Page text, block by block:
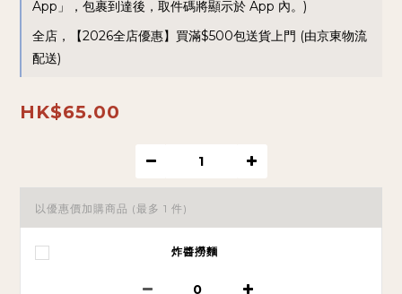
App」，包裹到達後，取件碼將顯示於 App 內。)
全店，【2026全店優惠】買滿$500包送貨上門 (由京東物流
配送)
HK$65.00
以優惠價加購商品 (最多 1 件)
炸醬撈麵